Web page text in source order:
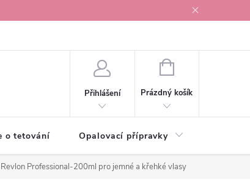
Přihlášení
NÁKUPNÍ
Prázdný košík
o tetování Opalovací přípravky
Professional-200ml pro jemné a křehké vlasy